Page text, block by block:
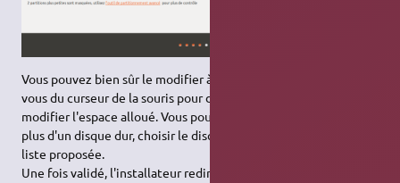
Vous pouvez bien sûr le modifier à votre convenance, servez-
vous du curseur de la souris pour déplacer le séparateur et ainsi
modifier l'espace alloué. Vous pouvez aussi si vous possédez
plus d'un disque dur, choisir le disque dur de votre choix dans la
liste proposée.
Une fois validé, l'installateur redimensionnera pour vous la